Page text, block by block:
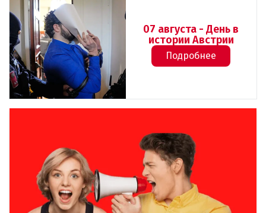
07 августа - День в
истории Австрии
Подробнее